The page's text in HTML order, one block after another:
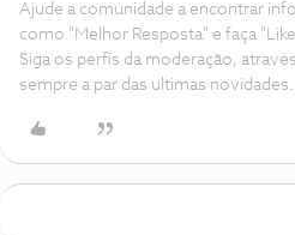
Ajude a comunidade a encontrar
como "Melhor Resposta" e faça
Siga os perfis da moderação,
sempre a par das ultimas novidades.